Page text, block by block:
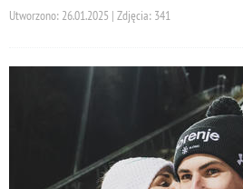
Utworzono: 26.01.2025 | Zdjęcia: 341